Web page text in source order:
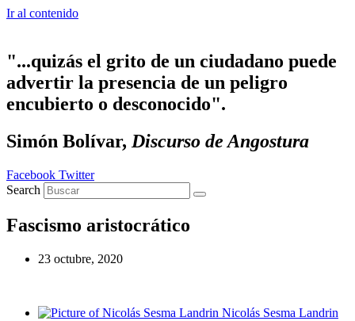
Ir al contenido
"...quizás el grito de un ciudadano puede
advertir la presencia de un peligro
encubierto o desconocido".
Simón Bolívar, Discurso de Angostura
Facebook Twitter
Search
Fascismo aristocrático
23 octubre, 2020
Nicolás Sesma Landrin